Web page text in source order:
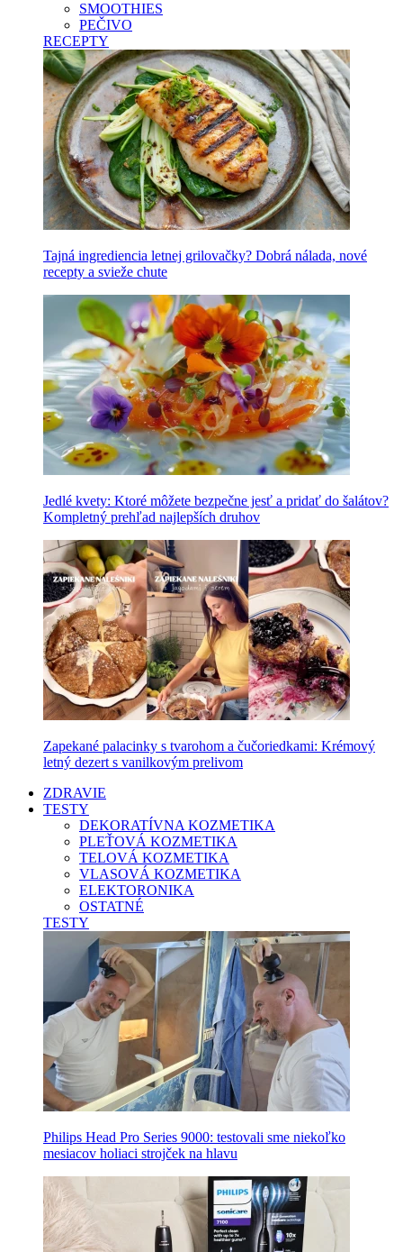
SMOOTHIES
PEČIVO
RECEPTY
Tajná ingrediencia letnej grilovačky? Dobrá nálada, nové
recepty a svieže chute
Jedlé kvety: Ktoré môžete bezpečne jesť a pridať do šalátov?
Kompletný prehľad najlepších druhov
Zapekané palacinky s tvarohom a čučoriedkami: Krémový
letný dezert s vanilkovým prelivom
ZDRAVIE
TESTY
DEKORATÍVNA KOZMETIKA
PLEŤOVÁ KOZMETIKA
TELOVÁ KOZMETIKA
VLASOVÁ KOZMETIKA
ELEKTORONIKA
OSTATNÉ
TESTY
Philips Head Pro Series 9000: testovali sme niekoľko
mesiacov holiaci strojček na hlavu